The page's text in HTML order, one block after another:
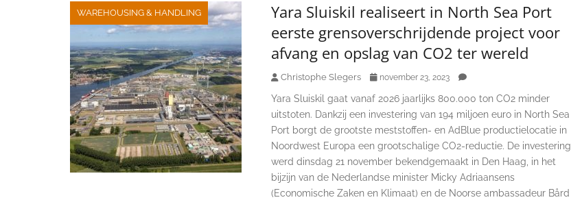
WAREHOUSING & HANDLING
Yara Sluiskil realiseert in North Sea Port
eerste grensoverschrijdende project voor
afvang en opslag van CO2 ter wereld
Christophe Slegers november 23, 2023
Yara Sluiskil gaat vanaf 2026 jaarlijks 800.000 ton CO2 minder
uitstoten. Dankzij een investering van 194 miljoen euro in North Sea
Port borgt de grootste meststoffen- en AdBlue productielocatie in
Noordwest Europa een grootschalige CO2-reductie. De investering
werd dinsdag 21 november bekendgemaakt in Den Haag, in het
bijzijn van de Nederlandse minister Micky Adriaansens
(Economische Zaken en Klimaat) en de Noorse ambassadeur Bård